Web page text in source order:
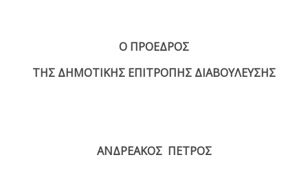
Ο ΠΡΟΕΔΡΟΣ
ΤΗΣ ΔΗΜΟΤΙΚΗΣ ΕΠΙΤΡΟΠΗΣ ΔΙΑΒΟΥΛΕΥΣΗΣ
ΑΝΔΡΕΑΚΟΣ ΠΕΤΡΟΣ